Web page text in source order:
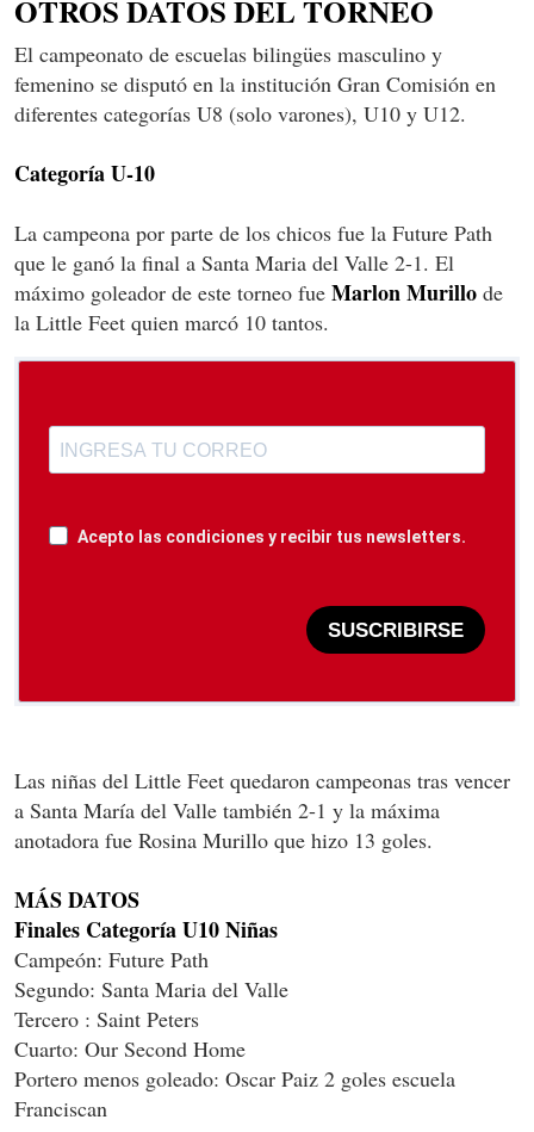
OTROS DATOS DEL TORNEO
El campeonato de escuelas bilingües masculino y
femenino se disputó en la institución Gran Comisión en
diferentes categorías U8 (solo varones), U10 y U12.
Categoría U-10
La campeona por parte de los chicos fue la Future Path
que le ganó la final a Santa Maria del Valle 2-1. El
máximo goleador de este torneo fue Marlon Murillo de
la Little Feet quien marcó 10 tantos.
Acepto las condiciones y recibir tus newsletters.
SUSCRIBIRSE
Las niñas del Little Feet quedaron campeonas tras vencer
a Santa María del Valle también 2-1 y la máxima
anotadora fue Rosina Murillo que hizo 13 goles.
MÁS DATOS
Finales Categoría U10 Niñas
Campeón: Future Path
Segundo: Santa Maria del Valle
Tercero : Saint Peters
Cuarto: Our Second Home
Portero menos goleado: Oscar Paiz 2 goles escuela
Franciscan